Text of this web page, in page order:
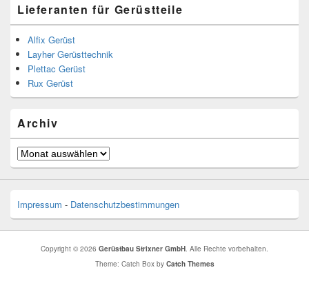
Lieferanten für Gerüstteile
Alfix Gerüst
Layher Gerüsttechnik
Plettac Gerüst
Rux Gerüst
Archiv
Archiv
Impressum - Datenschutzbestimmungen
Copyright © 2026 Gerüstbau Strixner GmbH. Alle Rechte vorbehalten.
Theme: Catch Box by Catch Themes